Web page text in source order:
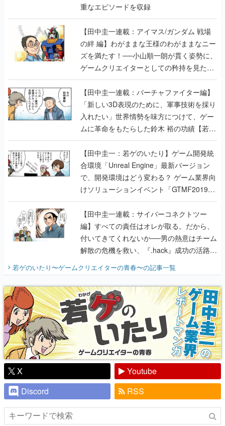
重なエピソードを収録
【田中圭一連載：アイマス/ガンダム 戦場
の絆 編】わがままな王様のわがままなニー
ズを満たす！──小山順一朗が貫く姿勢に、
ゲームクリエイターとしての矜持を見た
【若ゲのいたり最終回】
【田中圭一連載：バーチャファイター編】
「新しい3D表現のために、軍事技術を採り
入れたい」世界情勢を味方につけて、ゲー
ムに革命をもたらした鈴木 裕の功績【若ゲ
のいたり】
【田中圭一：若ゲのいたり】ゲーム開発統
合環境「Unreal Engine」最新バージョン
で、開発環境はどう変わる？ ゲーム業界向
けソリューションイベント「GTMF2019」
に行って、より理解を深めよう【PR】
【田中圭一連載：サイバーコネクトツー
編】すべての責任はオレが取る。だから、
付いてきてくれないか──男の熱意はチーム
解散の危機を救い、『.hack』成功の活路を
『少年ジャンプ』色だった【若ゲのいた
り】
若ゲのいたり〜ゲームクリエイターの青春〜の記事一覧
X
Youtube
Discord
RSS